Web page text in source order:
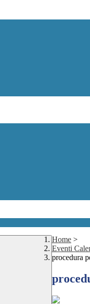
Home >
Eventi
procedura